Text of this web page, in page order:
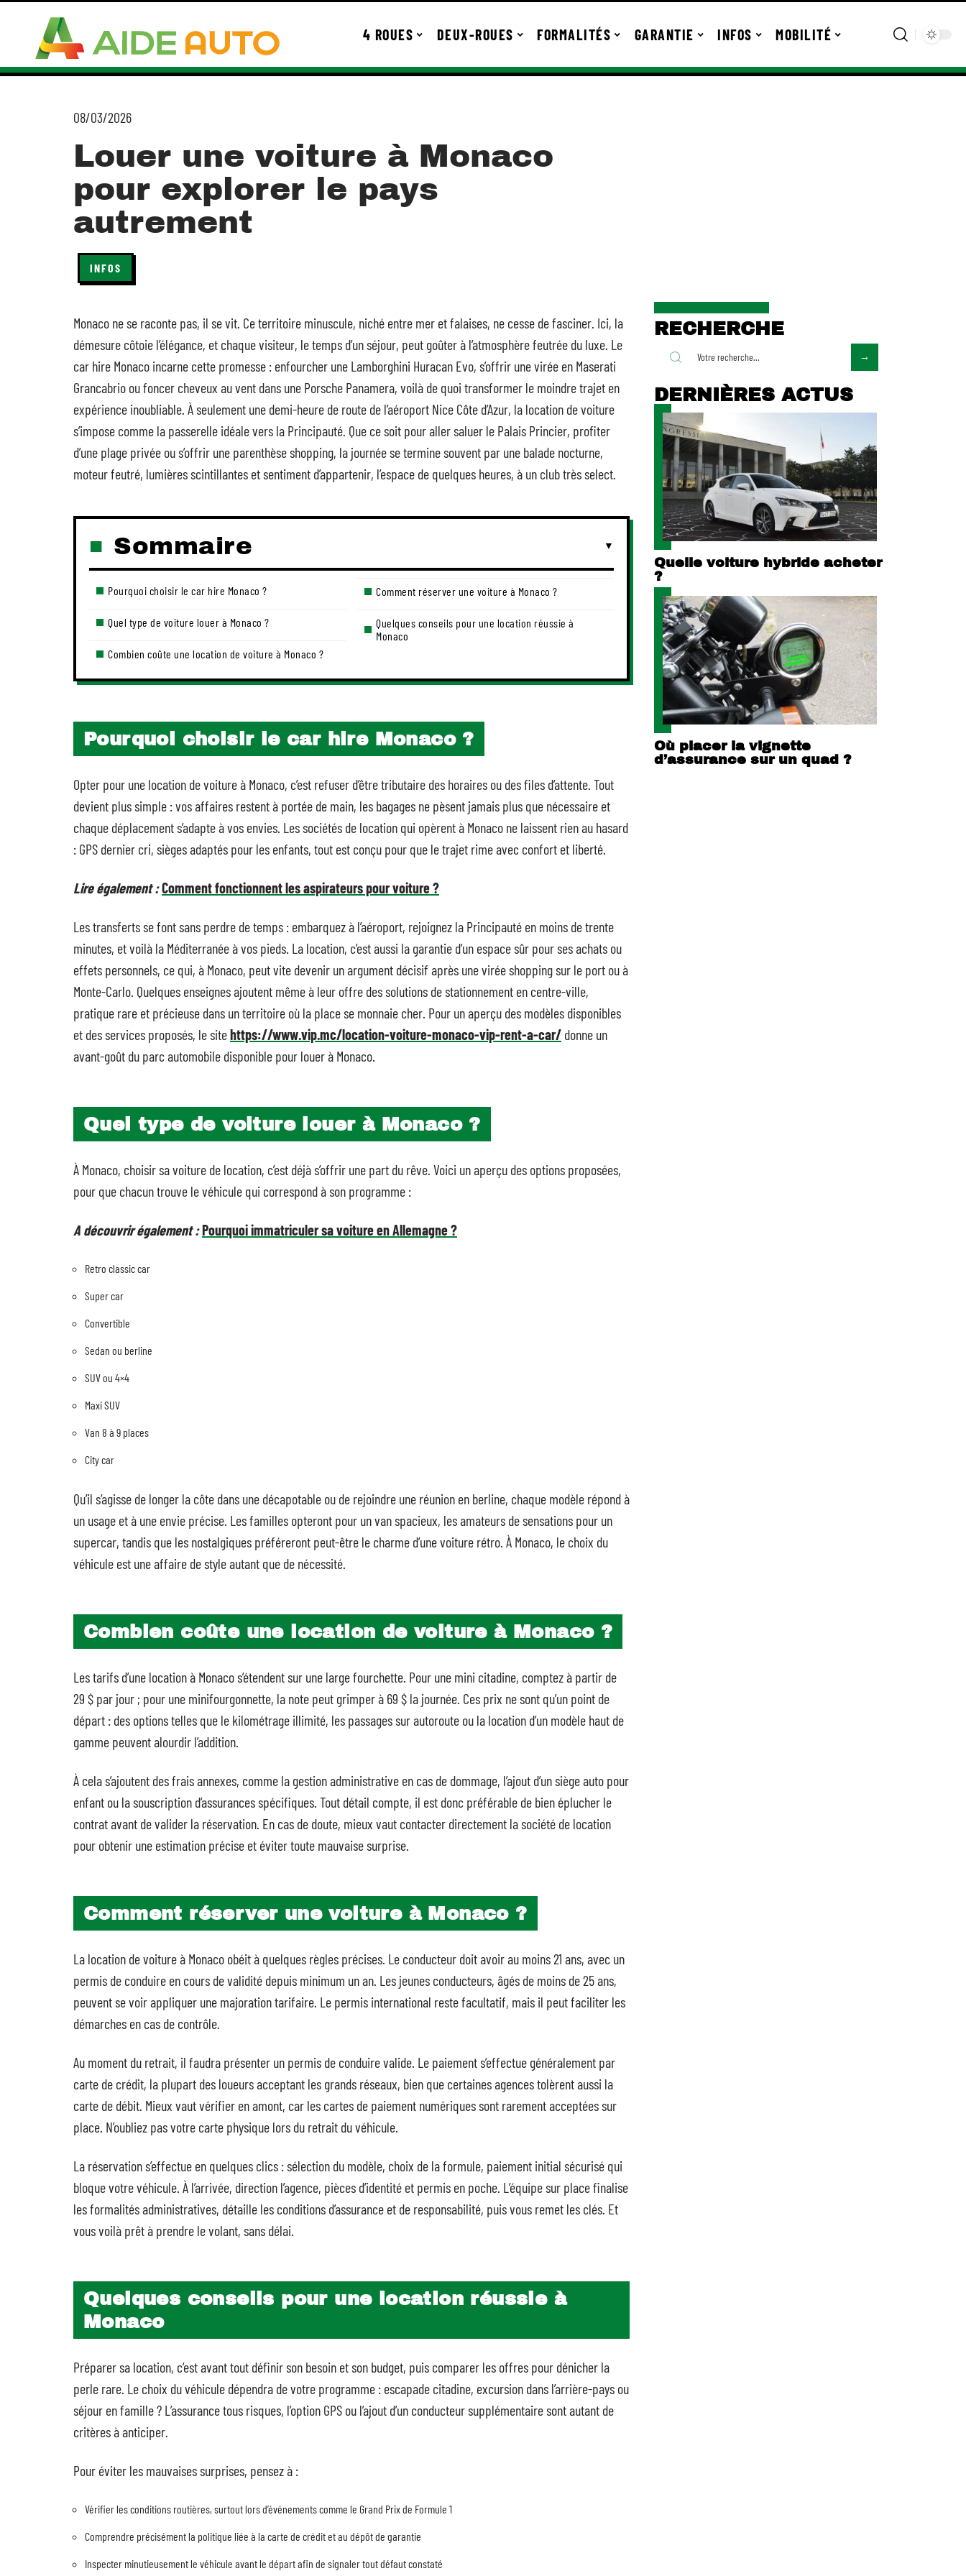
4 ROUES DEUX-ROUES FORMALITÉS GARANTIE INFOS MOBILITÉ
08/03/2026
Louer une voiture à Monaco
pour explorer le pays
autrement
INFOS
Monaco ne se raconte pas, il se vit. Ce territoire minuscule, niché entre mer et falaises, ne cesse de fasciner. Ici, la
démesure côtoie l’élégance, et chaque visiteur, le temps d’un séjour, peut goûter à l’atmosphère feutrée du luxe. Le
car hire Monaco incarne cette promesse : enfourcher une Lamborghini Huracan Evo, s’offrir une virée en Maserati
Grancabrio ou foncer cheveux au vent dans une Porsche Panamera, voilà de quoi transformer le moindre trajet en
expérience inoubliable. À seulement une demi-heure de route de l’aéroport Nice Côte d’Azur, la location de voiture
s’impose comme la passerelle idéale vers la Principauté. Que ce soit pour aller saluer le Palais Princier, profiter
d’une plage privée ou s’offrir une parenthèse shopping, la journée se termine souvent par une balade nocturne,
moteur feutré, lumières scintillantes et sentiment d’appartenir, l’espace de quelques heures, à un club très select.
Sommaire
Pourquoi choisir le car hire Monaco ?
Quel type de voiture louer à Monaco ?
Combien coûte une location de voiture à Monaco ?
Comment réserver une voiture à Monaco ?
Quelques conseils pour une location réussie à
Monaco
Pourquoi choisir le car hire Monaco ?
Opter pour une location de voiture à Monaco, c’est refuser d’être tributaire des horaires ou des files d’attente. Tout
devient plus simple : vos affaires restent à portée de main, les bagages ne pèsent jamais plus que nécessaire et
chaque déplacement s’adapte à vos envies. Les sociétés de location qui opèrent à Monaco ne laissent rien au hasard
: GPS dernier cri, sièges adaptés pour les enfants, tout est conçu pour que le trajet rime avec confort et liberté.
Lire également :Comment fonctionnent les aspirateurs pour voiture ?
Les transferts se font sans perdre de temps : embarquez à l’aéroport, rejoignez la Principauté en moins de trente
minutes, et voilà la Méditerranée à vos pieds. La location, c’est aussi la garantie d’un espace sûr pour ses achats ou
effets personnels, ce qui, à Monaco, peut vite devenir un argument décisif après une virée shopping sur le port ou à
Monte-Carlo. Quelques enseignes ajoutent même à leur offre des solutions de stationnement en centre-ville,
pratique rare et précieuse dans un territoire où la place se monnaie cher. Pour un aperçu des modèles disponibles
et des services proposés, le sitehttps://www.vip.mc/location-voiture-monaco-vip-rent-a-car/ donne un
avant-goût du parc automobile disponible pour louer à Monaco.
Quel type de voiture louer à Monaco ?
À Monaco, choisir sa voiture de location, c’est déjà s’offrir une part du rêve. Voici un aperçu des options proposées,
pour que chacun trouve le véhicule qui correspond à son programme :
A découvrir également :Pourquoi immatriculer sa voiture en Allemagne ?
Retro classic car
Super car
Convertible
Sedan ou berline
SUV ou 4×4
Maxi SUV
Van 8 à 9 places
City car
Qu’il s’agisse de longer la côte dans une décapotable ou de rejoindre une réunion en berline, chaque modèle répond à
un usage et à une envie précise. Les familles opteront pour un van spacieux, les amateurs de sensations pour un
supercar, tandis que les nostalgiques préféreront peut-être le charme d’une voiture rétro. À Monaco, le choix du
véhicule est une affaire de style autant que de nécessité.
Combien coûte une location de voiture à Monaco ?
Les tarifs d’une location à Monaco s’étendent sur une large fourchette. Pour une mini citadine, comptez à partir de
29 $ par jour ; pour une minifourgonnette, la note peut grimper à 69 $ la journée. Ces prix ne sont qu’un point de
départ : des options telles que le kilométrage illimité, les passages sur autoroute ou la location d’un modèle haut de
gamme peuvent alourdir l’addition.
À cela s’ajoutent des frais annexes, comme la gestion administrative en cas de dommage, l’ajout d’un siège auto pour
enfant ou la souscription d’assurances spécifiques. Tout détail compte, il est donc préférable de bien éplucher le
contrat avant de valider la réservation. En cas de doute, mieux vaut contacter directement la société de location
pour obtenir une estimation précise et éviter toute mauvaise surprise.
Comment réserver une voiture à Monaco ?
La location de voiture à Monaco obéit à quelques règles précises. Le conducteur doit avoir au moins 21 ans, avec un
permis de conduire en cours de validité depuis minimum un an. Les jeunes conducteurs, âgés de moins de 25 ans,
peuvent se voir appliquer une majoration tarifaire. Le permis international reste facultatif, mais il peut faciliter les
démarches en cas de contrôle.
Au moment du retrait, il faudra présenter un permis de conduire valide. Le paiement s’effectue généralement par
carte de crédit, la plupart des loueurs acceptant les grands réseaux, bien que certaines agences tolèrent aussi la
carte de débit. Mieux vaut vérifier en amont, car les cartes de paiement numériques sont rarement acceptées sur
place. N’oubliez pas votre carte physique lors du retrait du véhicule.
La réservation s’effectue en quelques clics : sélection du modèle, choix de la formule, paiement initial sécurisé qui
bloque votre véhicule. À l’arrivée, direction l’agence, pièces d’identité et permis en poche. L’équipe sur place finalise
les formalités administratives, détaille les conditions d’assurance et de responsabilité, puis vous remet les clés. Et
vous voilà prêt à prendre le volant, sans délai.
Quelques conseils pour une location réussie à
Monaco
Préparer sa location, c’est avant tout définir son besoin et son budget, puis comparer les offres pour dénicher la
perle rare. Le choix du véhicule dépendra de votre programme : escapade citadine, excursion dans l’arrière-pays ou
séjour en famille ? L’assurance tous risques, l’option GPS ou l’ajout d’un conducteur supplémentaire sont autant de
critères à anticiper.
Pour éviter les mauvaises surprises, pensez à :
Vérifier les conditions routières, surtout lors d’événements comme le Grand Prix de Formule 1
Comprendre précisément la politique liée à la carte de crédit et au dépôt de garantie
Inspecter minutieusement le véhicule avant le départ afin de signaler tout défaut constaté
RECHERCHE
DERNIÈRES ACTUS
Quelle voiture hybride acheter
?
Où placer la vignette
d’assurance sur un quad ?